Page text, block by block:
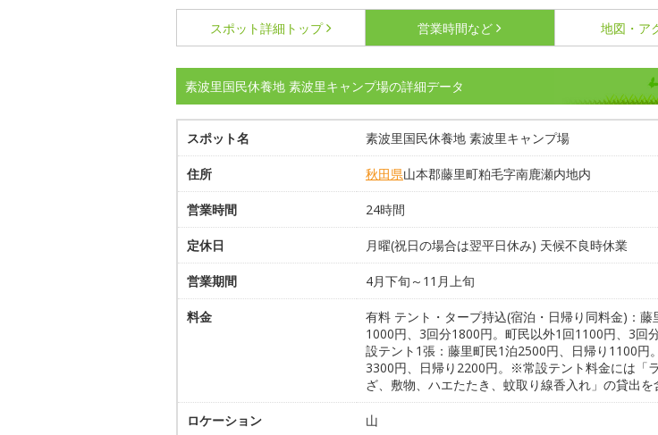
スポット詳細 トップ 営業時間など 地図・ア
素波里国民休養地 素波里キャンプ場の詳細データ
スポット名 素波里国民休養地 素波里キャンプ場
住所 秋田県山本郡藤里町粕毛字南鹿瀬内地内
営業時間 24時間
定休日 月曜(祝日の場合は翌平日休み) 天候不良時休業
営業期間 4月下旬～11月上旬
料金
有料 テント・タープ持込(宿泊・日帰り同料金)：藤
1000円、3回分1800円。町民以外1回1100円、3回
設テント1張：藤里町民1泊2500円、日帰り1100円
3300円、日帰り2200円。※常設テント料金には「
ざ、敷物、ハエたたき、蚊取り線香入れ」の貸出を
ロケーション 山